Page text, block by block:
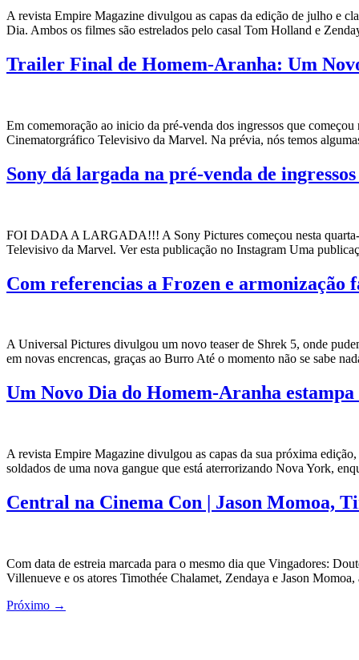
A revista Empire Magazine divulgou as capas da edição de julho e
Dia. Ambos os filmes são estrelados pelo casal Tom Holland e
Trailer Final de Homem-Aranha: Um
Em comemoração ao inicio da pré-venda dos ingressos que
Cinematorgráfico Televisivo da Marvel. Na prévia, nós temos
Sony dá largada na pré-venda de
FOI DADA A LARGADA!!! A Sony Pictures começou nesta
Televisivo da Marvel. Ver esta publicação no Instagram Uma
Com referencias a Frozen e
A Universal Pictures divulgou um novo teaser de Shrek 5, onde
em novas encrencas, graças ao Burro Até o momento não se sabe
Um Novo Dia do Homem-Aranha estampa
A revista Empire Magazine divulgou as capas da sua próxima
soldados de uma nova gangue que está aterrorizando Nova York,
Central na Cinema Con | Jason Momoa,
Com data de estreia marcada para o mesmo dia que Vingadores:
Villenueve e os atores Timothée Chalamet, Zendaya e Jason
Próximo →